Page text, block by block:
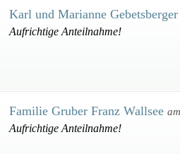
Karl und Marianne
Aufrichtige Anteilnahme!
Familie Gruber Franz Wallsee
Aufrichtige Anteilnahme!